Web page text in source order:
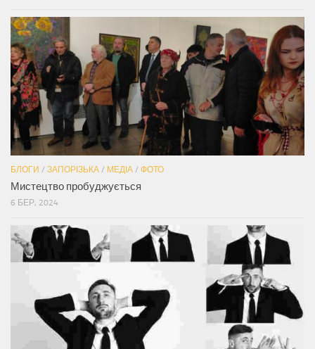
БЛОГИ / ЗАПОРІЗЬКА / МЕДІА / ФОТО
Мистецтво пробуджується
6 БЕР, 2024